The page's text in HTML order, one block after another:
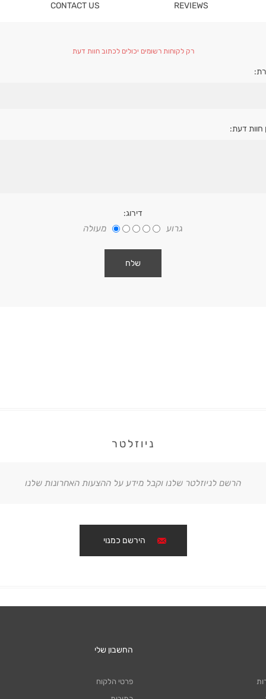
REVIEWS
CONTACT US
רק לקוחות רשומים יכולים לכתוב חוות דעת
חוות דעת:
דירוג:
גרוע מעולה
ניוזלטר
הרשם לניוזלטר שלנו וקבל מידע על ההצעות האחרונות שלנו
הירשם כמנוי
החשבון שלי
פרטי הלקוח